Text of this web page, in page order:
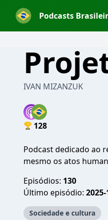
Podcasts
IVAN MIZANZUK
128
Podcast dedicado ao
mesmo os atos
Episódios: 130
Último episódio:
Sociedade e cultura